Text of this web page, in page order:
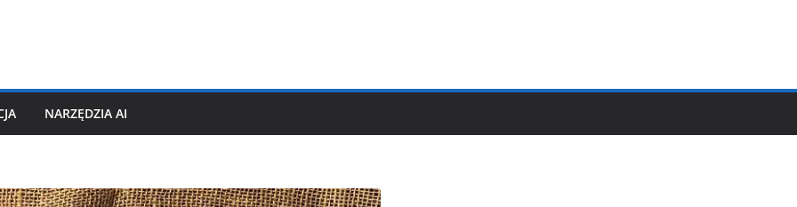
NARZĘDZIA AI